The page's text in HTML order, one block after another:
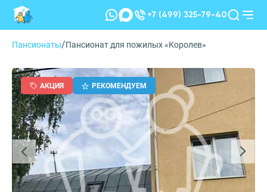
+7 (499) 325-79-40
Пансионаты/Пансионат для пожилых «Королев»
АКЦИЯ РЕКОМЕНДУЕМ